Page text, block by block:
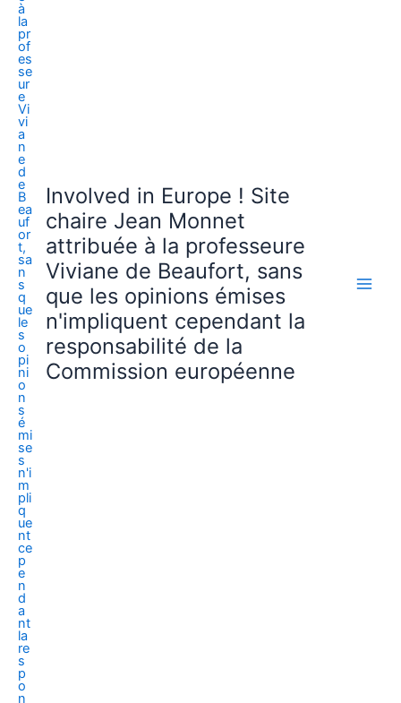
Involved in Europe ! Site
chaire Jean Monnet
attribuée à la professeure
Viviane de Beaufort, sans
que les opinions émises
n'impliquent cependant la
responsabilité de la
Commission européenne